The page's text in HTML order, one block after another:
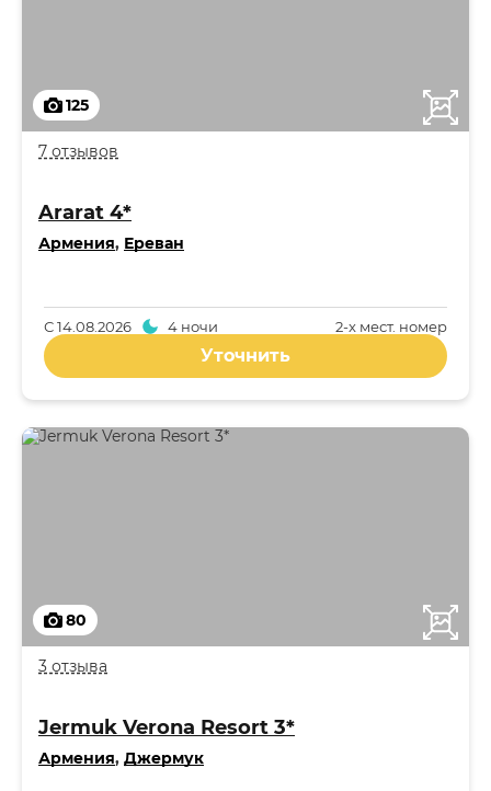
125
7 отзывов
Ararat 4*
Армения, Ереван
2-x мест. номер
С14.08.2026 4 ночи
Уточнить
80
3 отзыва
Jermuk Verona Resort 3*
Армения, Джермук